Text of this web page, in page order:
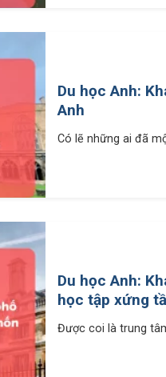
Du học Anh:
Anh
Có lẽ những ai đã
Du học Anh:
học tập xứng
Được coi là trung